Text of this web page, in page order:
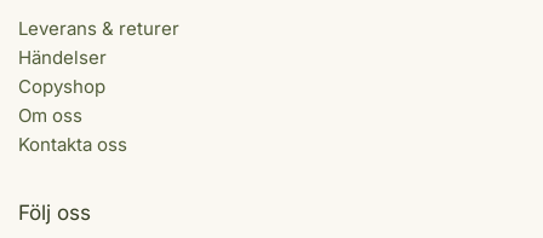
Leverans & returer
Händelser
Copyshop
Om oss
Kontakta oss
Följ oss